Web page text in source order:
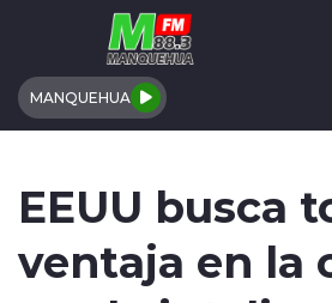
Click acá para ir directamente al
MANQUEHUA
REGIONALES
EEUU busca
ventaja en la